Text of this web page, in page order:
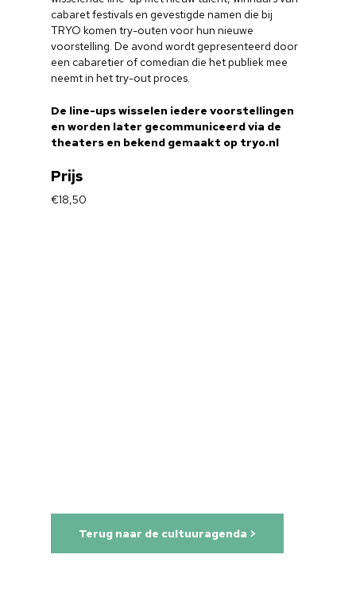
cabaret festivals en gevestigde namen die bij
TRYO komen try-outen voor hun nieuwe
voorstelling. De avond wordt gepresenteerd door
een cabaretier of comedian die het publiek mee
neemt in het try-out proces.
De line-ups wisselen iedere voorstellingen
en worden later gecommuniceerd via de
theaters en bekend gemaakt op tryo.nl
Prijs
€18,50
Terug naar de cultuuragenda >
Home
Cultuuragenda